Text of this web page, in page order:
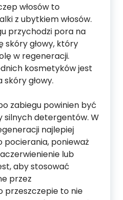
włosów to
z ubytkiem włosów.
przychodzi pora na
skóry głowy, który
w regeneracji.
kosmetyków jest
głowy.
zabiegu powinien być
silnych detergentów. W
najlepiej
pocierania, ponieważ
lub
aby stosować
przez
przeszczepie to nie